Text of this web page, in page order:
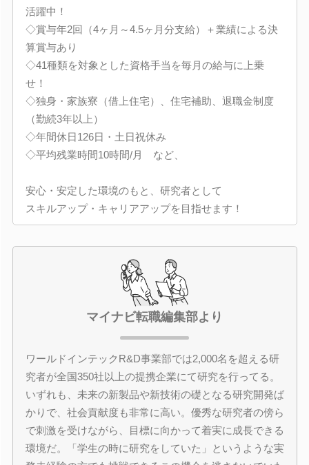
活躍中！
◇賞与年2回（4ヶ月～4.5ヶ月分支給）＋業績による決
算賞与あり
◇41種類を対象とした資格手当を毎月の給与に上乗
せ！
◇独身・家族寮（借上住宅）、住宅補助、退職金制度
（勤続3年以上）
◇年間休日126日・土日祝休み
◇平均残業時間10時間/月 など、
安心・安定した環境のもと、研究者として
スキルアップ・キャリアアップを目指せます！
マイナビ転職編集部より
ワールドインテックR&D事業部では2,000名を超える研
究者が全国350社以上の提携企業にて研究を行ってる。
いずれも、未来の新製品や新技術の礎となる研究開発ば
かりで、社会貢献度も非常に高い。優秀な研究者の傍ら
で刺激を受けながら、目標に向かって着実に成長できる
環境だ。「学生の時に研究をしていた」というような実